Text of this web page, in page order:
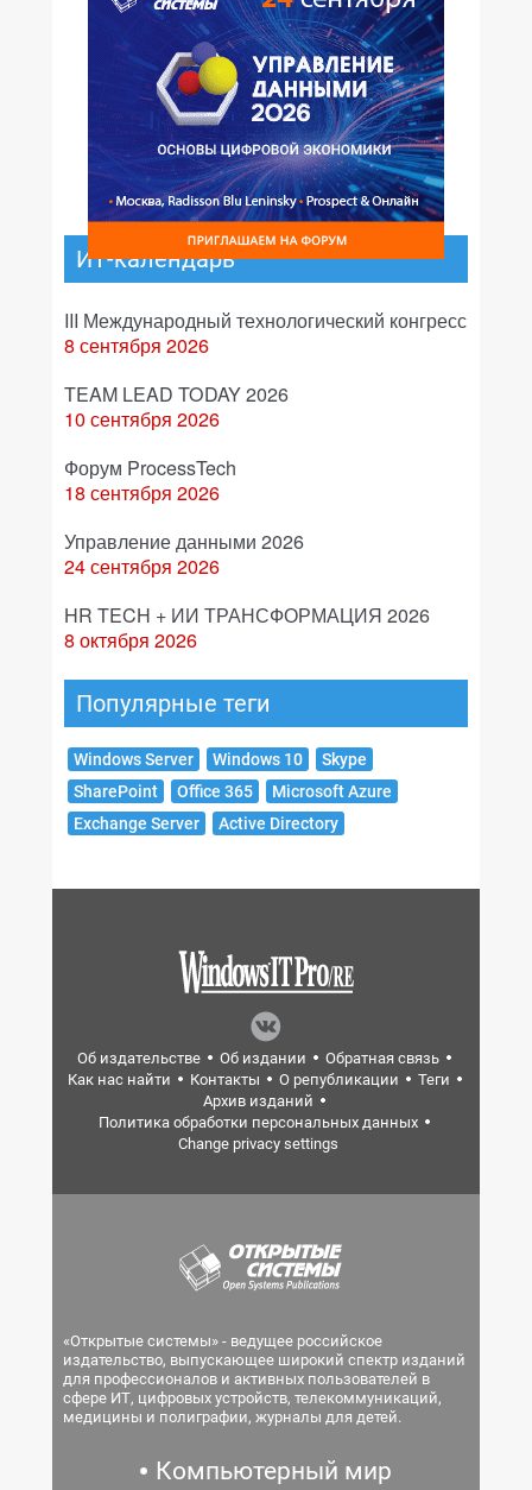
ИТ-календарь
III Международный технологический конгресс
8 сентября 2026
TEAM LEAD TODAY 2026
10 сентября 2026
Форум ProcessTech
18 сентября 2026
Управление данными 2026
24 сентября 2026
HR TECH + ИИ ТРАНСФОРМАЦИЯ 2026
8 октября 2026
Популярные теги
Windows Server Windows 10
Skype
SharePoint
Office 365
Microsoft Azure
Exchange Server
Active Directory
Об издательстве Об издании
Обратная связь
Как нас найти
Контакты О републикации
Теги
Архив изданий
Политика обработки персональных данных
Change privacy settings
«Открытые системы» - ведущее российское
издательство, выпускающее широкий спектр изданий
для профессионалов и активных пользователей в
сфере ИТ, цифровых устройств, телекоммуникаций,
медицины и полиграфии, журналы для детей.
Компьютерный мир